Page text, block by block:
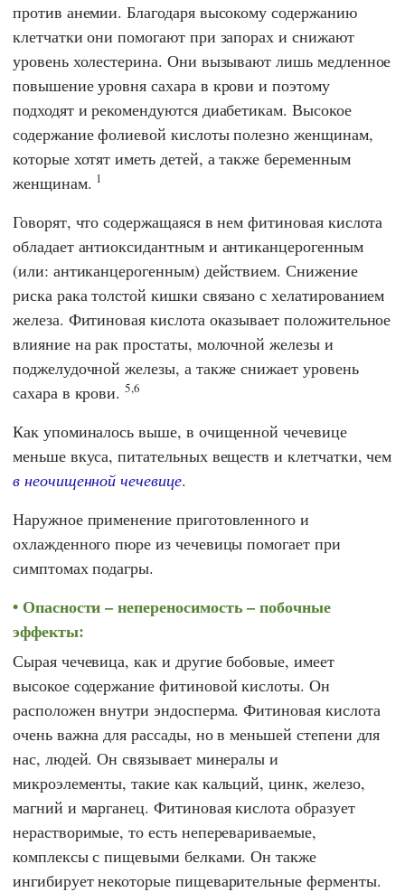
против анемии. Благодаря высокому содержанию
клетчатки они помогают при запорах и снижают
уровень холестерина. Они вызывают лишь медленное
повышение уровня сахара в крови и поэтому
подходят и рекомендуются диабетикам. Высокое
содержание фолиевой кислоты полезно женщинам,
которые хотят иметь детей, а также беременным
женщинам. 1
Говорят, что содержащаяся в нем фитиновая кислота
обладает антиоксидантным и антиканцерогенным
(или: антиканцерогенным) действием. Снижение
риска рака толстой кишки связано с хелатированием
железа. Фитиновая кислота оказывает положительное
влияние на рак простаты, молочной железы и
поджелудочной железы, а также снижает уровень
сахара в крови.5,6
Как упоминалось выше, в очищенной чечевице
меньше вкуса, питательных веществ и клетчатки, чем
в неочищенной чечевице.
Наружное применение приготовленного и
охлажденного пюре из чечевицы помогает при
симптомах подагры.
Опасности – непереносимость – побочные
эффекты:
Сырая чечевица, как и другие бобовые, имеет
высокое содержание фитиновой кислоты. Он
расположен внутри эндосперма. Фитиновая кислота
очень важна для рассады, но в меньшей степени для
нас, людей. Он связывает минералы и
микроэлементы, такие как кальций, цинк, железо,
магний и марганец. Фитиновая кислота образует
нерастворимые, то есть неперевариваемые,
комплексы с пищевыми белками. Он также
ингибирует некоторые пищеварительные ферменты.